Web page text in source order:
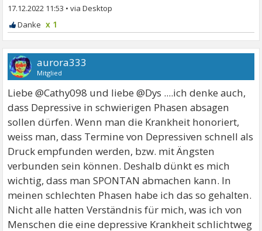
17.12.2022 11:53 •
x 1
aurora333
Mitglied
Liebe @Cathy098 und liebe @Dys ....ich denke auch,
dass Depressive in schwierigen Phasen absagen
sollen dürfen. Wenn man die Krankheit honoriert,
weiss man, dass Termine von Depressiven schnell als
Druck empfunden werden, bzw. mit Ängsten
verbunden sein können. Deshalb dünkt es mich
wichtig, dass man SPONTAN abmachen kann. In
meinen schlechten Phasen habe ich das so gehalten.
Nicht alle hatten Verständnis für mich, was ich von
Menschen die eine depressive Krankheit schlichtweg